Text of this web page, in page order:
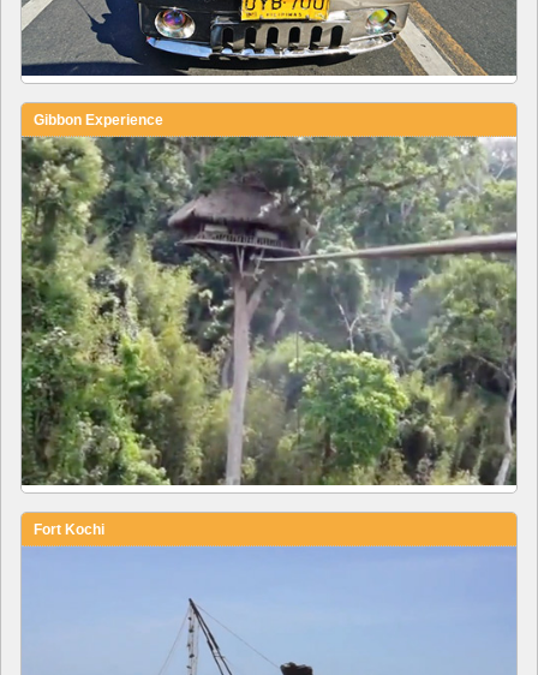
Gibbon Experience
Fort Kochi